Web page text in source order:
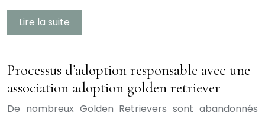
Lire la suite
Processus d’adoption responsable avec une
association adoption golden retriever
De nombreux Golden Retrievers sont abandonnés